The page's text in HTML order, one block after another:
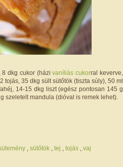
8 dkg cukor (házivaníliás cukorral keverve,
tojás, 35 dkg sült sütőtök (tiszta súly), 50 ml
14-15 dkg liszt (egész pontosan 145 g
szeletelt mandula (dióval is remek lehet).
sütőtök tej tojás vaj